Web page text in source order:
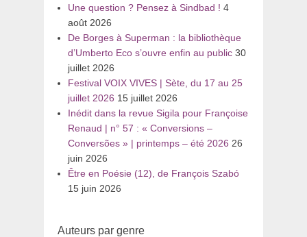
Une question ? Pensez à Sindbad ! 4
août 2026
De Borges à Superman : la bibliothèque
d’Umberto Eco s’ouvre enfin au public 30
juillet 2026
Festival VOIX VIVES | Sète, du 17 au 25
juillet 2026 15 juillet 2026
Inédit dans la revue Sigila pour Françoise
Renaud | n° 57 : « Conversions –
Conversões » | printemps – été 2026 26
juin 2026
Être en Poésie (12), de François Szabó
15 juin 2026
Auteurs par genre